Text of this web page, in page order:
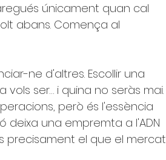
únicament quan cal
abans. Comença al
ne d'altres. Escollir una
ser… i quina no seràs mai.
però és l'essència
deixa una empremta a l'ADN
precisament el que el mercat